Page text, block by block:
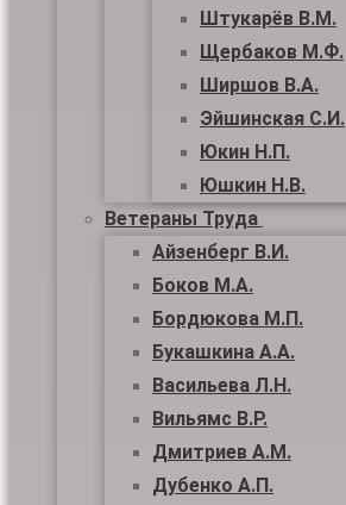
Штукарёв В.М.
Щербаков М.Ф.
Ширшов В.А.
Эйшинская С.И.
Юкин Н.П.
Юшкин Н.В.
Ветераны Труда
Айзенберг В.И.
Боков М.А.
Бордюкова М.П.
Букашкина А.А.
Васильева Л.Н.
Вильямс В.Р.
Дмитриев А.М.
Дубенко А.П.